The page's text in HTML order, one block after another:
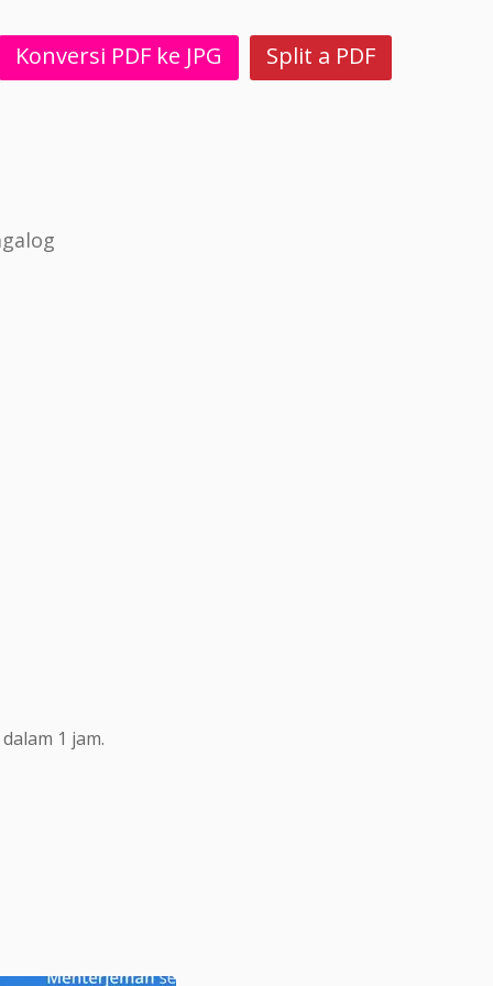
Konversi PDF ke JPG Split a PDF
1 jam.